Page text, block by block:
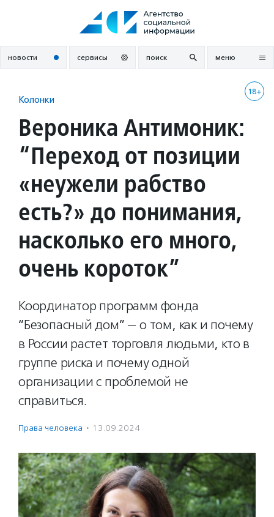
новости сервисы поиск меню
18+
Колонки
Вероника Антимоник:
“Переход от позиции
«неужели рабство
есть?» до понимания,
насколько его много,
очень короток”
Координатор программ фонда
“Безопасный дом” — о том, как и почему
в России растет торговля людьми, кто в
группе риска и почему одной
организации с проблемой не
справиться.
Права человека · 13.09.2024